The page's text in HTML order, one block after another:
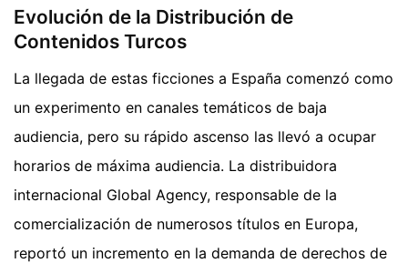
Evolución de la Distribución de
Contenidos Turcos
La llegada de estas ficciones a España comenzó como
un experimento en canales temáticos de baja
audiencia, pero su rápido ascenso las llevó a ocupar
horarios de máxima audiencia. La distribuidora
internacional Global Agency, responsable de la
comercialización de numerosos títulos en Europa,
reportó un incremento en la demanda de derechos de